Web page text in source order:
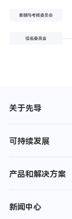
关于先导
可持续发展
产品和解决方案
新闻中心